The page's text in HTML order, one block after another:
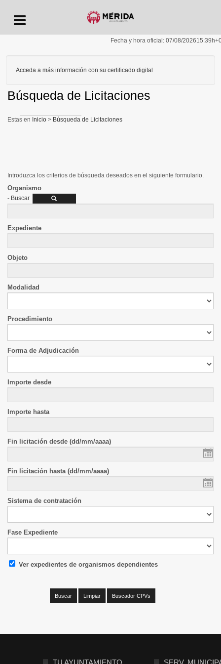
Fecha y hora oficial: 07/08/202615:39h
Acceda a más información con su certificado digital
Inicio > Búsqueda de Licitaciones
Búsqueda de Licitaciones
Introduzca los criterios de búsqueda deseados en el siguiente formulario.
Organismo
- Buscar
Expediente
Objeto
Modalidad
Procedimiento
Forma de Adjudicación
Importe desde
Importe hasta
Fin licitación desde (dd/mm/aaaa)
Fin licitación hasta (dd/mm/aaaa)
Sistema de contratación
Fase Expediente
Ver expedientes de organismos dependientes